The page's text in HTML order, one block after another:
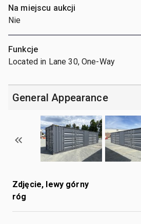
Na miejscu aukcji
Nie
Funkcje
Located in Lane 30, One-Way
General Appearance
Zdjęcie, lewy górny
róg